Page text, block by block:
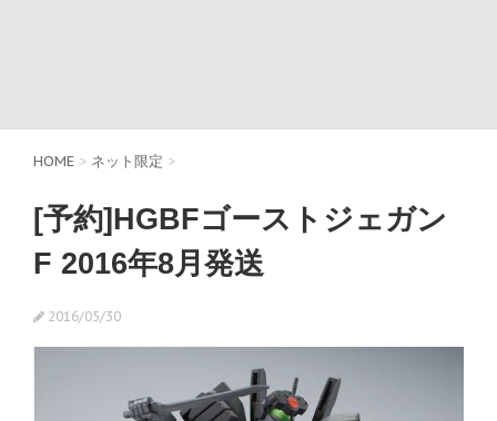
HOME > ネット限定 >
[予約]HGBFゴーストジェガン
F 2016年8月発送
2016/05/30